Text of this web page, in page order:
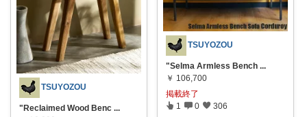
TSUYOZOU
"Reclaimed Wood Benc ...
TSUYOZOU
"Selma Armless Bench ...
￥ 106,700
掲載終了
1 0 306